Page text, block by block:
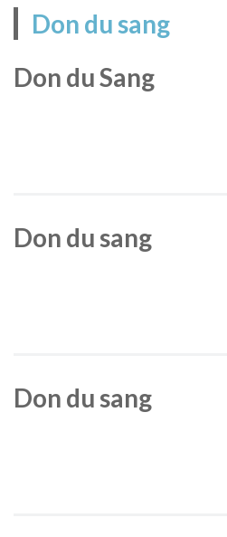
Don du sang
Don du Sang
Don du sang
Don du sang